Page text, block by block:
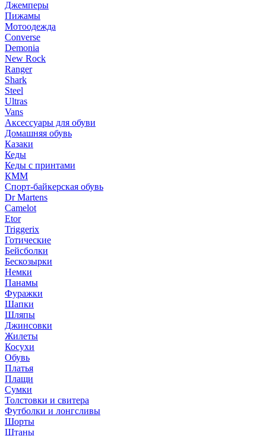
Джемперы
Пижамы
Мотоодежда
Converse
Demonia
New Rock
Ranger
Shark
Steel
Ultras
Vans
Аксессуары для обуви
Домашняя обувь
Казаки
Кеды
Кеды с принтами
КММ
Спорт-байкерская обувь
Dr Martens
Camelot
Etor
Triggerix
Готические
Бейсболки
Бескозырки
Немки
Панамы
Фуражки
Шапки
Шляпы
Джинсовки
Жилеты
Косухи
Обувь
Платья
Плащи
Сумки
Толстовки и свитера
Футболки и лонгсливы
Шорты
Штаны